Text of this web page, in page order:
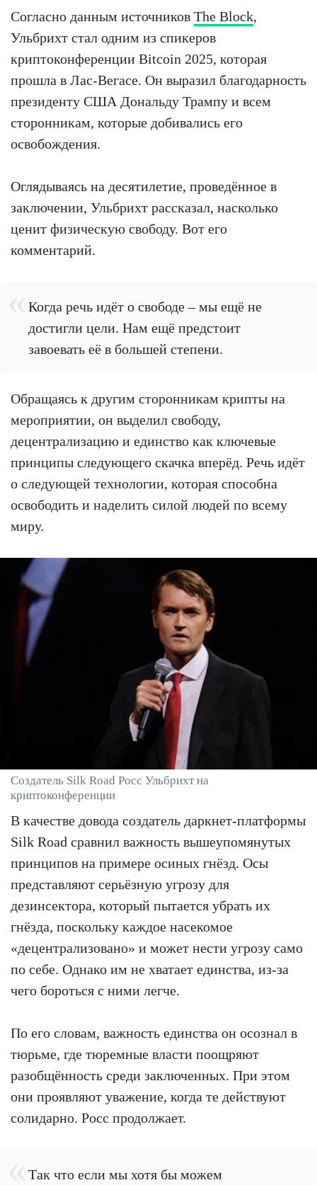
Согласно данным источников The Block,
Ульбрихт стал одним из спикеров
криптоконференции Bitcoin 2025, которая
прошла в Лас-Вегасе. Он выразил благодарность
президенту США Дональду Трампу и всем
сторонникам, которые добивались его
освобождения.
Оглядываясь на десятилетие, проведённое в
заключении, Ульбрихт рассказал, насколько
ценит физическую свободу. Вот его
комментарий.
Когда речь идёт о свободе – мы ещё не
достигли цели. Нам ещё предстоит
завоевать её в большей степени.
Обращаясь к другим сторонникам крипты на
мероприятии, он выделил свободу,
децентрализацию и единство как ключевые
принципы следующего скачка вперёд. Речь идёт
о следующей технологии, которая способна
освободить и наделить силой людей по всему
миру.
Создатель Silk Road Росс Ульбрихт на
криптоконференции
В качестве довода создатель даркнет-платформы
Silk Road сравнил важность вышеупомянутых
принципов на примере осиных гнёзд. Осы
представляют серьёзную угрозу для
дезинсектора, который пытается убрать их
гнёзда, поскольку каждое насекомое
«децентрализовано» и может нести угрозу само
по себе. Однако им не хватает единства, из-за
чего бороться с ними легче.
По его словам, важность единства он осознал в
тюрьме, где тюремные власти поощряют
разобщённость среди заключенных. При этом
они проявляют уважение, когда те действуют
солидарно. Росс продолжает.
Так что если мы хотя бы можем